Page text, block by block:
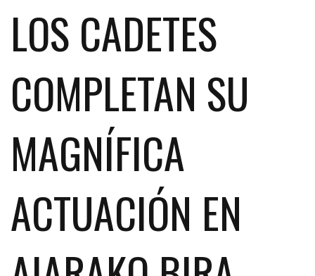
LOS CADETES
COMPLETAN SU
MAGNÍFICA
ACTUACIÓN EN